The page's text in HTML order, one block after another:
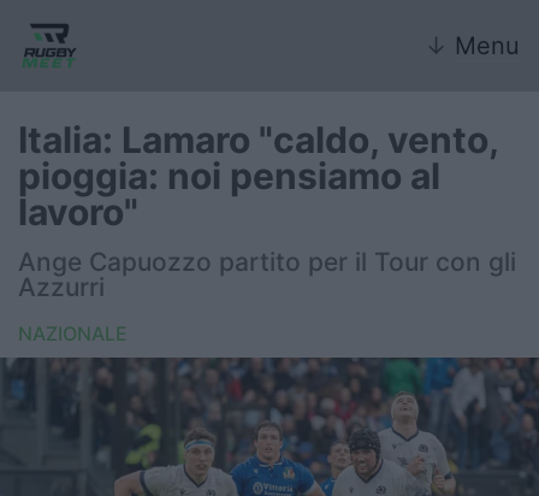
↓ Menu
Nazionale
Nazionali giovanili
FIR
Internazionale
6 Nazioni
Italia: Lamaro "caldo, vento,
pioggia: noi pensiamo al
lavoro"
Ange Capuozzo partito per il Tour con gli
Azzurri
NAZIONALE